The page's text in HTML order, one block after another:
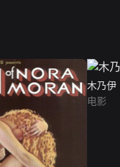
木乃伊
电影